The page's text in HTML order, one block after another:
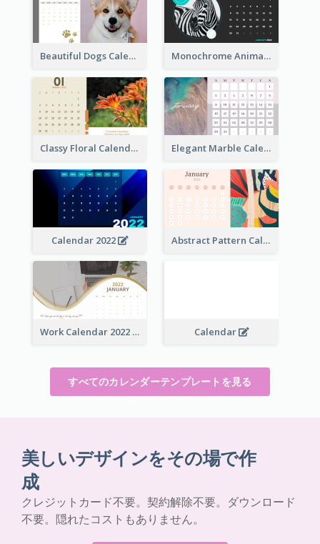
Beautiful Dogs Calendar Monochrome Animals Calendar
Classy Floral Calendar Elegant Marble Calendar
Calendar 2022 Abstract Pattern Calendar 2022
Work Calendar 2022 Calendar
すべてのカレンダーテンプレートを見る
美しいデザインをその場で作
成
クレジットカード不要。契約解除不要。ダウンロード
不要。隠れたコストもありません。